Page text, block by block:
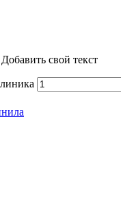
Добавить свой текст